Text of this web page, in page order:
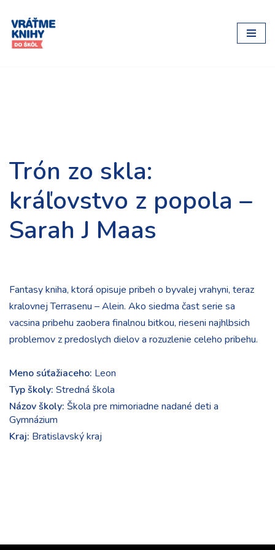
Preskočiť
na
Trón zo skla:
kráľovstvo z popola –
Sarah J Maas
Fantasy kniha, ktorá opisuje pribeh o byvalej vrahyni, teraz
kralovnej Terrasenu – Alein. Ako siedma čast serie sa
vacsina pribehu zaobera finalnou bitkou, rieseni najhlbsich
problemov z predoslych dielov a rozuzlenie celeho pribehu.
Meno súťažiaceho: Leon
Typ školy: Stredná škola
Názov školy: Škola pre mimoriadne nadané deti a
Gymnázium
Kraj: Bratislavský kraj